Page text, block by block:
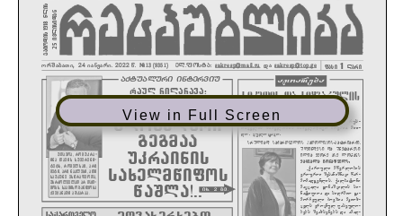
View in Full Screen